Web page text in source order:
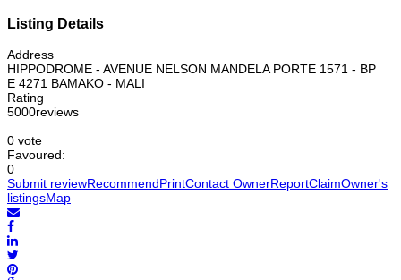
Listing Details
Address
HIPPODROME - AVENUE NELSON MANDELA PORTE 1571 - BP
E 4271 BAMAKO - MALI
Rating
5000reviews
0 vote
Favoured:
0
Submit reviewRecommendPrintContact OwnerReportClaimOwner's
listingsMap